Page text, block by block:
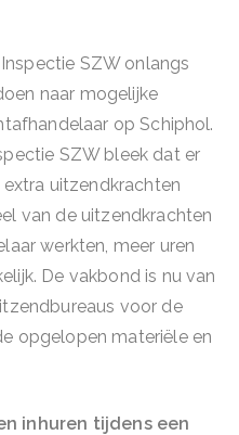
SZW onlangs
naar mogelijke
op Schiphol.
SZW bleek dat er
uitzendkrachten
van de uitzendkrachten
werkten, meer uren
De vakbond is nu van
voor de
opgelopen materiële en
inhuren tijdens een